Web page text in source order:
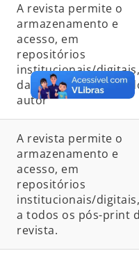
A revista permite o
armazenamento e
acesso, em
repositórios
institucionais/digitais,
da versão pós-print
autor
A revista permite o
armazenamento e
acesso, em
repositórios
institucionais/digitais,
a todos os pós-print
revista.